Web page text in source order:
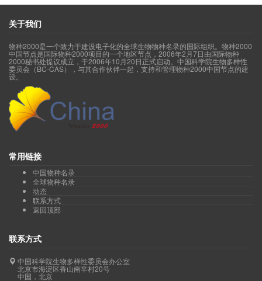
关于我们
物种2000是一个致力于建设电子化的全球生物物种名录的国际组织。物种2000
中国节点是国际物种2000项目的一个地区节点，2006年2月7日由国际物种
2000秘书处提议成立，于2006年10月20日正式启动。中国科学院生物多样性
委员会（BC-CAS），与其合作伙伴一起，支持和管理物种2000中国节点的建
设。
常用链接
中国物种名录
全球物种名录
动态
联系方式
返回顶部
联系方式
中国科学院生物多样性委员会办公室
北京市海淀区香山南辛村20号
中国，北京